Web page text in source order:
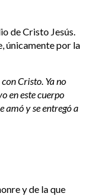
de Cristo Jesús.
únicamente por la
Cristo. Ya no
en este cuerpo
amó y se entregó a
y de la que